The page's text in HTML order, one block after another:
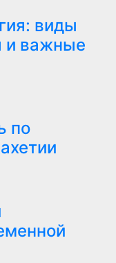
виды
и важные
по